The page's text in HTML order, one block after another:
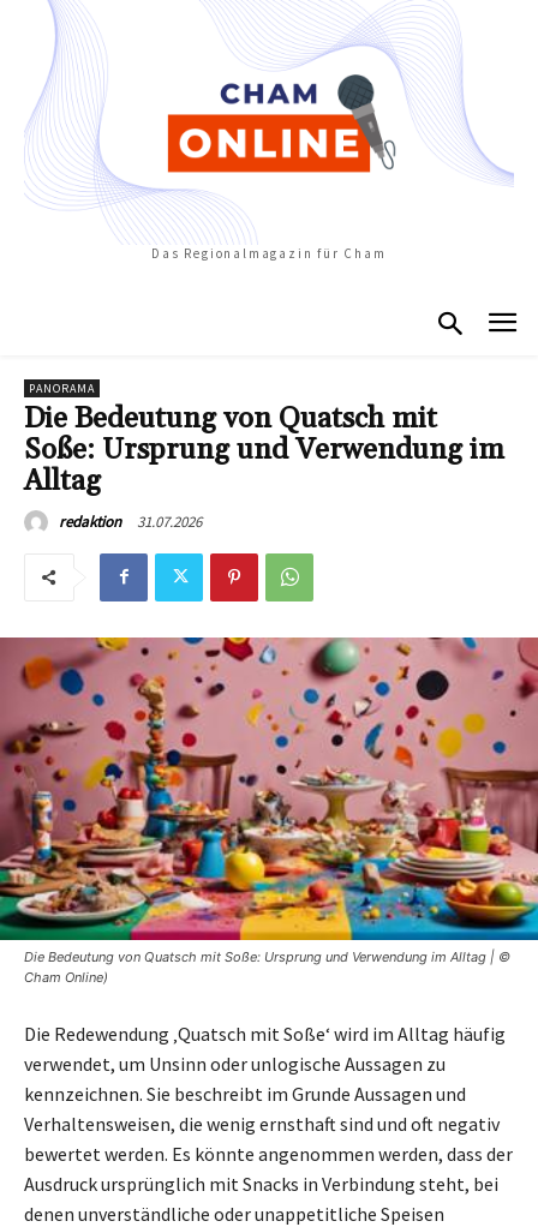
Das Regionalmagazin für Cham
PANORAMA
Die Bedeutung von Quatsch mit
Soße: Ursprung und Verwendung im
Alltag
redaktion 31.07.2026
Die Bedeutung von Quatsch mit Soße: Ursprung und Verwendung im Alltag | ©
Cham Online)
Die Redewendung ‚Quatsch mit Soße‘ wird im Alltag häufig
verwendet, um Unsinn oder unlogische Aussagen zu
kennzeichnen. Sie beschreibt im Grunde Aussagen und
Verhaltensweisen, die wenig ernsthaft sind und oft negativ
bewertet werden. Es könnte angenommen werden, dass der
Ausdruck ursprünglich mit Snacks in Verbindung steht, bei
denen unverständliche oder unappetitliche Speisen